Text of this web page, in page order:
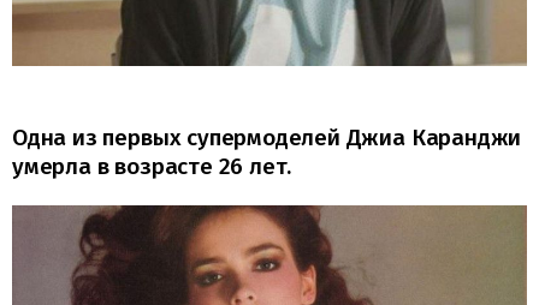
Одна из первых супермоделей Джиа Каранджи
умерла в возрасте 26 лет.